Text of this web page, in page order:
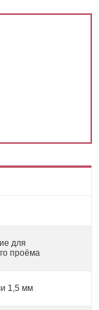
для
проёма
1,5 мм